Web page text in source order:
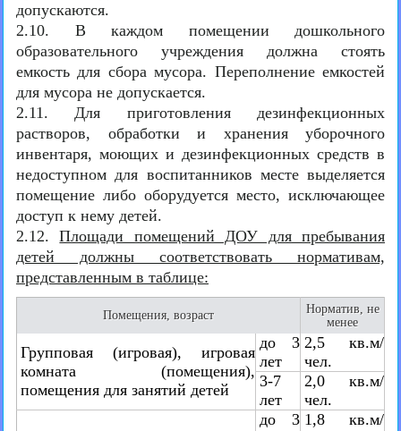
допускаются.
2.10. В каждом помещении дошкольного
образовательного учреждения должна стоять
емкость для сбора мусора. Переполнение емкостей
для мусора не допускается.
2.11. Для приготовления дезинфекционных
растворов, обработки и хранения уборочного
инвентаря, моющих и дезинфекционных средств в
недоступном для воспитанников месте выделяется
помещение либо оборудуется место, исключающее
доступ к нему детей.
2.12.Площади помещений ДОУ для пребывания
детей должны соответствовать нормативам,
представленным в таблице:
Помещения, возраст
Норматив, не
менее
Групповая (игровая), игровая
комната (помещения),
помещения для занятий детей
до 3
лет
2,5 кв.м/
чел.
3-7
лет
2,0 кв.м/
чел.
до 3 1,8 кв.м/